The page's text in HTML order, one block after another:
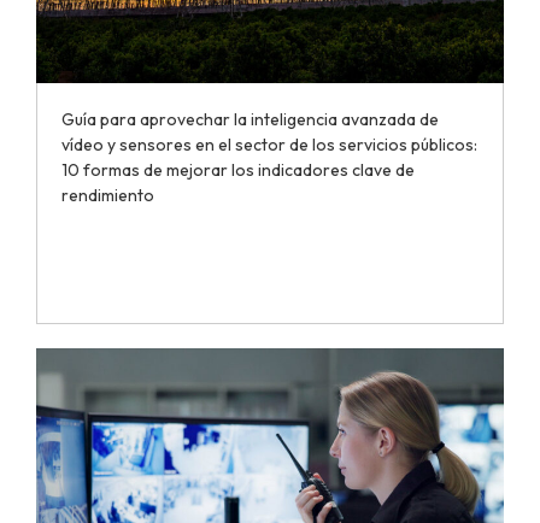
Guía para aprovechar la inteligencia avanzada de
vídeo y sensores en el sector de los servicios públicos:
10 formas de mejorar los indicadores clave de
rendimiento